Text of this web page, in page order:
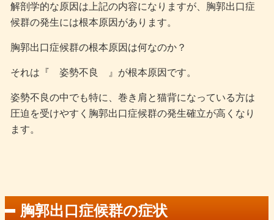
解剖学的な原因は上記の内容になりますが、胸郭出口症
候群の発生には根本原因があります。
胸郭出口症候群の根本原因は何なのか？
それは『 姿勢不良 』が根本原因です。
姿勢不良の中でも特に、巻き肩と猫背になっている方は
圧迫を受けやすく胸郭出口症候群の発生確立が高くなり
ます。
胸郭出口症候群の症状